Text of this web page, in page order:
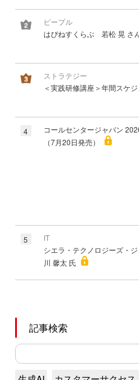
ピープル
はぴねすくらぶ 若松 晃 さ
ストラテジー
＜実践研修講座＞年間スケ
4
コールセンタージャパン
（7月20日発売）
5
IT
シエラ・テクノロジーズ・
川 馨太 氏
記事検索